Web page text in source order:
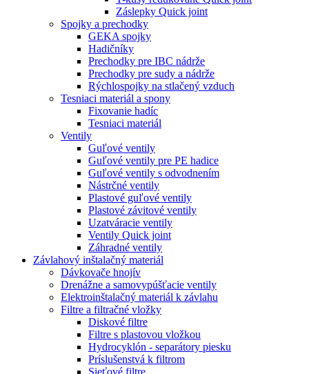
Záslepky Quick joint
Spojky a prechodky
GEKA spojky
Hadičníky
Prechodky pre IBC nádrže
Prechodky pre sudy a nádrže
Rýchlospojky na stlačený vzduch
Tesniaci materiál a spony
Fixovanie hadíc
Tesniaci materiál
Ventily
Guľové ventily
Guľové ventily pre PE hadice
Guľové ventily s odvodnením
Nástrčné ventily
Plastové guľové ventily
Plastové závitové ventily
Uzatváracie ventily
Ventily Quick joint
Záhradné ventily
Závlahový inštalačný materiál
Dávkovače hnojív
Drenážne a samovypúšťacie ventily
Elektroinštalačný materiál k závlahu
Filtre a filtračné vložky
Diskové filtre
Filtre s plastovou vložkou
Hydrocyklón - separátory piesku
Príslušenstvá k filtrom
Sieťové filtre